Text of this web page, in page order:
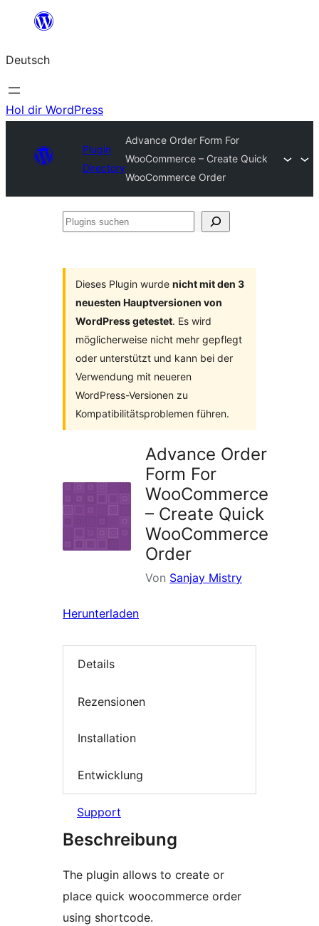
springen
Deutsch
Hol dir WordPress
Plugin
Directory
Advance Order Form For
WooCommerce – Create Quick
WooCommerce Order
Plugins
Dieses Plugin wurde nicht mit den 3
neuesten Hauptversionen von
WordPress getestet. Es wird
möglicherweise nicht mehr gepflegt
oder unterstützt und kann bei der
Verwendung mit neueren
WordPress-Versionen zu
Kompatibilitätsproblemen führen.
Advance Order
Form For
WooCommerce
– Create Quick
WooCommerce
Order
Von Sanjay Mistry
Herunterladen
Details
Rezensionen
Installation
Entwicklung
Support
Beschreibung
The plugin allows to create or
place quick woocommerce order
using shortcode.